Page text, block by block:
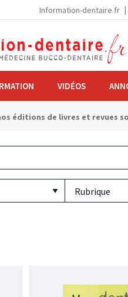
Information-dentaire.fr
VIDÉOS
éditions de livres et revues
Rubrique